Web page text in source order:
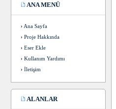
ANA MENÜ
› Ana Sayfa
› Proje Hakkında
› Eser Ekle
› Kullanım Yardımı
› İletişim
ALANLAR